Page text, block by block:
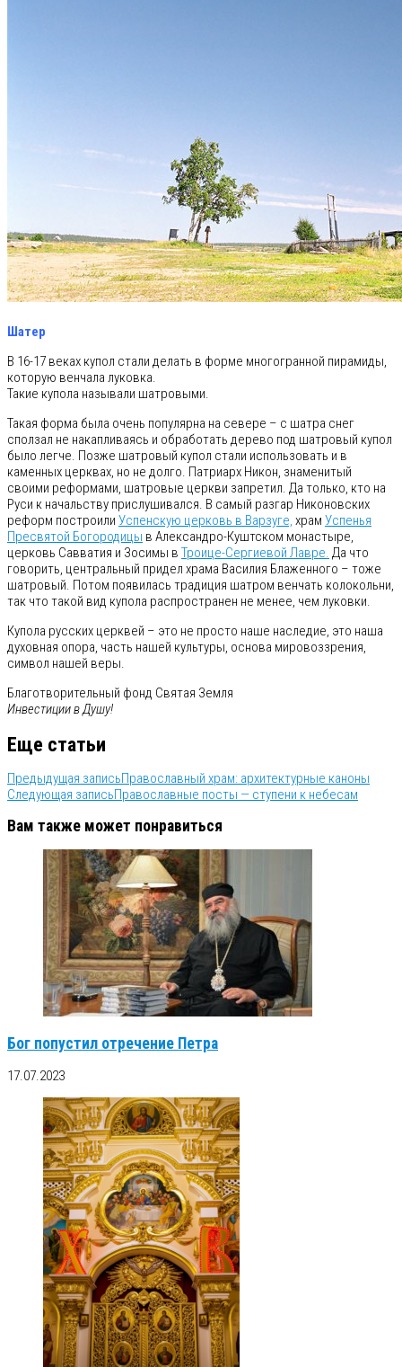
Шатер
В 16-17 веках купол стали делать в форме многогранной пирамиды,
которую венчала луковка.
Такие купола называли шатровыми.
Такая форма была очень популярна на севере – с шатра снег
сползал не накапливаясь и обработать дерево под шатровый купол
было легче. Позже шатровый купол стали использовать и в
каменных церквах, но не долго. Патриарх Никон, знаменитый
своими реформами, шатровые церкви запретил. Да только, кто на
Руси к начальству прислушивался. В самый разгар Никоновских
реформ построили Успенскую церковь в Варзуге, храм Успенья
Пресвятой Богородицы в Александро-Куштском монастыре,
церковь Савватия и Зосимы в Троице-Сергиевой Лавре. Да что
говорить, центральный придел храма Василия Блаженного – тоже
шатровый. Потом появилась традиция шатром венчать колокольни,
так что такой вид купола распространен не менее, чем луковки.
Купола русских церквей – это не просто наше наследие, это наша
духовная опора, часть нашей культуры, основа мировоззрения,
символ нашей веры.
Благотворительный фонд Святая Земля
Инвестиции в Душу!
Еще статьи
Предыдущая записьПравославный храм: архитектурные каноны
Следующая записьПравославные посты — ступени к небесам
Вам также может понравиться
Бог попустил отречение Петра
17.07.2023